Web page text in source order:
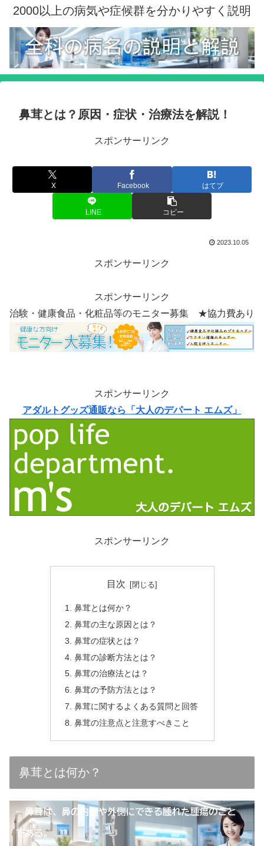
2000以上の病気や症候群を分かりやすく説明
鼻茸とは？原因・症状・治療法を解説！
スポンサーリンク
X Facebook はてブ
LINE コピー
2023.10.05
スポンサーリンク
スポンサーリンク
治験・健康食品・化粧品等のモニター募集 ★協力費あり
スポンサーリンク
アダルトグッズ通販なら「大人のデパート エムズ」
スポンサーリンク
目次
鼻茸とは何か？
鼻茸の主な原因とは？
鼻茸の症状とは？
鼻茸の診断方法とは？
鼻茸の治療法とは？
鼻茸の予防方法とは？
鼻茸に関するよくある質問と回答
鼻茸の注意点と注意すべきこと
鼻茸とは何か？